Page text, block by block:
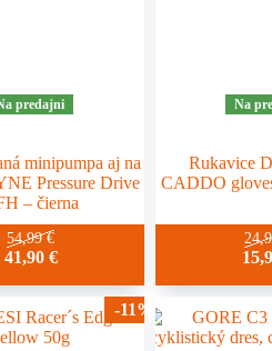
predajni
minipumpa aj na
Pressure Drive
– čierna
54,99€
41,90 €
Na
Rukavice
CADDO
-11%